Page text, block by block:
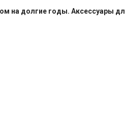
на долгие годы. Аксессуары